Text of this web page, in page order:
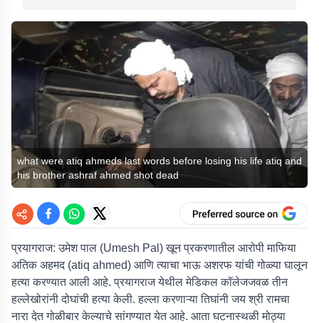
what were atiq ahmeds last words before losing his life atiq and
his brother ashraf ahmed shot dead
प्रयागराज: उमेश पाल (Umesh Pal) खून प्रकरणातील आरोपी माफिया
अतिक अहमद (atiq ahmed) आणि त्याचा भाऊ अशरफ यांची गोळ्या घालून
हत्या करण्यात आली आहे. प्रयागराज येथील मेडिकल कॉलेजजवळ तीन
हल्लेखोरांनी दोघांची हत्या केली. हल्ला करणाऱ्या तिघांनी जय श्री रामचा
नारा देत गोळीबार केल्याचे सांगण्यात येत आहे. आता घटनास्थळी मोठ्या